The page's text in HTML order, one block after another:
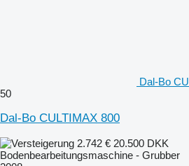
Dal-Bo
50
Dal-Bo CULTIMAX 800
2.742 € 20.500 DKK
Bodenbearbeitungsmaschine - Grubber